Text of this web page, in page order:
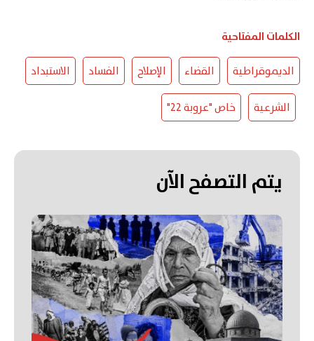
الكلمات المفتاحية
الديموقراطية القضاء الإصلاح الفساد الاستبداد
الشرعية خاص "عروبة 22"
يتم التصفح الآن